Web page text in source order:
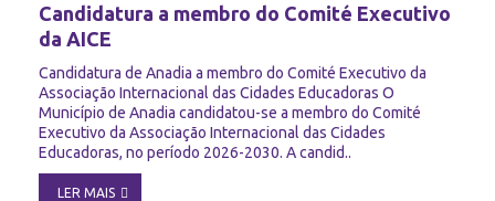
Candidatura a membro do Comité Executivo
da AICE
Candidatura de Anadia a membro do Comité Executivo da
Associação Internacional das Cidades Educadoras O
Município de Anadia candidatou-se a membro do Comité
Executivo da Associação Internacional das Cidades
Educadoras, no período 2026-2030. A candid..
LER MAIS